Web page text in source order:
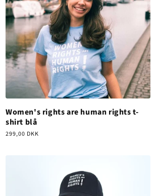
Women's rights are human rights t-
shirt blå
Normalpris
299,00 DKK